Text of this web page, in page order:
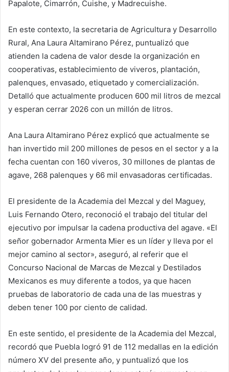
Papalote, Cimarrón, Cuishe, y Madrecuishe.
En este contexto, la secretaria de Agricultura y Desarrollo
Rural, Ana Laura Altamirano Pérez, puntualizó que
atienden la cadena de valor desde la organización en
cooperativas, establecimiento de viveros, plantación,
palenques, envasado, etiquetado y comercialización.
Detalló que actualmente producen 600 mil litros de mezcal
y esperan cerrar 2026 con un millón de litros.
Ana Laura Altamirano Pérez explicó que actualmente se
han invertido mil 200 millones de pesos en el sector y a la
fecha cuentan con 160 viveros, 30 millones de plantas de
agave, 268 palenques y 66 mil envasadoras certificadas.
El presidente de la Academia del Mezcal y del Maguey,
Luis Fernando Otero, reconoció el trabajo del titular del
ejecutivo por impulsar la cadena productiva del agave. «El
señor gobernador Armenta Mier es un líder y lleva por el
mejor camino al sector», aseguró, al referir que el
Concurso Nacional de Marcas de Mezcal y Destilados
Mexicanos es muy diferente a todos, ya que hacen
pruebas de laboratorio de cada una de las muestras y
deben tener 100 por ciento de calidad.
En este sentido, el presidente de la Academia del Mezcal,
recordó que Puebla logró 91 de 112 medallas en la edición
número XV del presente año, y puntualizó que los